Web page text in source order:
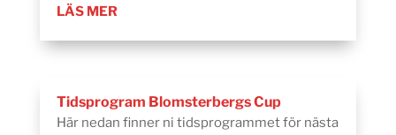
LÄS MER
Tidsprogram Blomsterbergs Cup
Här nedan finner ni tidsprogrammet för nästa